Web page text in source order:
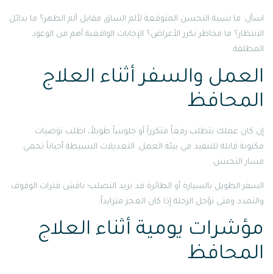
اسأل: ما نسبة التحسن المتوقعة لألم الساق مقابل ألم الظهر؟ ما بدائل
الانتظار؟ ما مخاطر تكرر الأعراض؟ الإجابات الواقعية أهم من الوعود
المطلقة.
العمل والسفر أثناء العلاج
المحافظ
إن كان عملك يتطلب رفعاً متكرراً أو جلوساً طويلاً، اطلب توصيات
مكتوبة قابلة للتنفيذ في بيئة العمل. التعديلات البسيطة أحياناً تحمي
مسار التحسن.
السفر الطويل بالسيارة أو الطائرة قد يزيد التصلب؛ ناقش فترات الوقوف
والتمدد ومتى تؤجل الرحلة إذا كان العجز متزايداً.
مؤشرات يومية أثناء العلاج
المحافظ